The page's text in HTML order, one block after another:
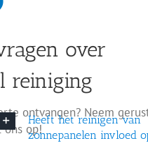
Wanneer is het
Hoe lang duurt het
Wat kost het laten
Kan vuil blijvende
over
reiniging
ontvangen? Neem
ons op!
Heeft het reinigen van
zonnepanelen invloed